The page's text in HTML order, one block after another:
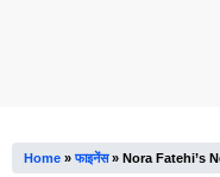
Home »फाइनेंस» Nora Fatehi’s